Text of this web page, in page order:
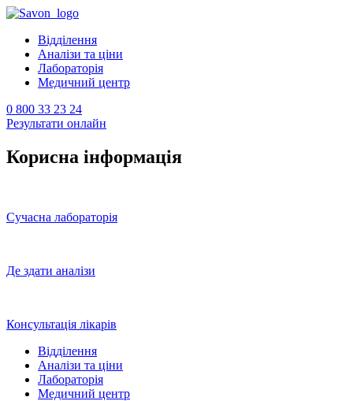
Відділення
Аналізи та ціни
Лабораторія
Медичний центр
0 800 33 23 24
Результати онлайн
Корисна інформація
Сучасна лабораторія
Де здати аналізи
Консультація лікарів
Відділення
Аналізи та ціни
Лабораторія
Медичний центр